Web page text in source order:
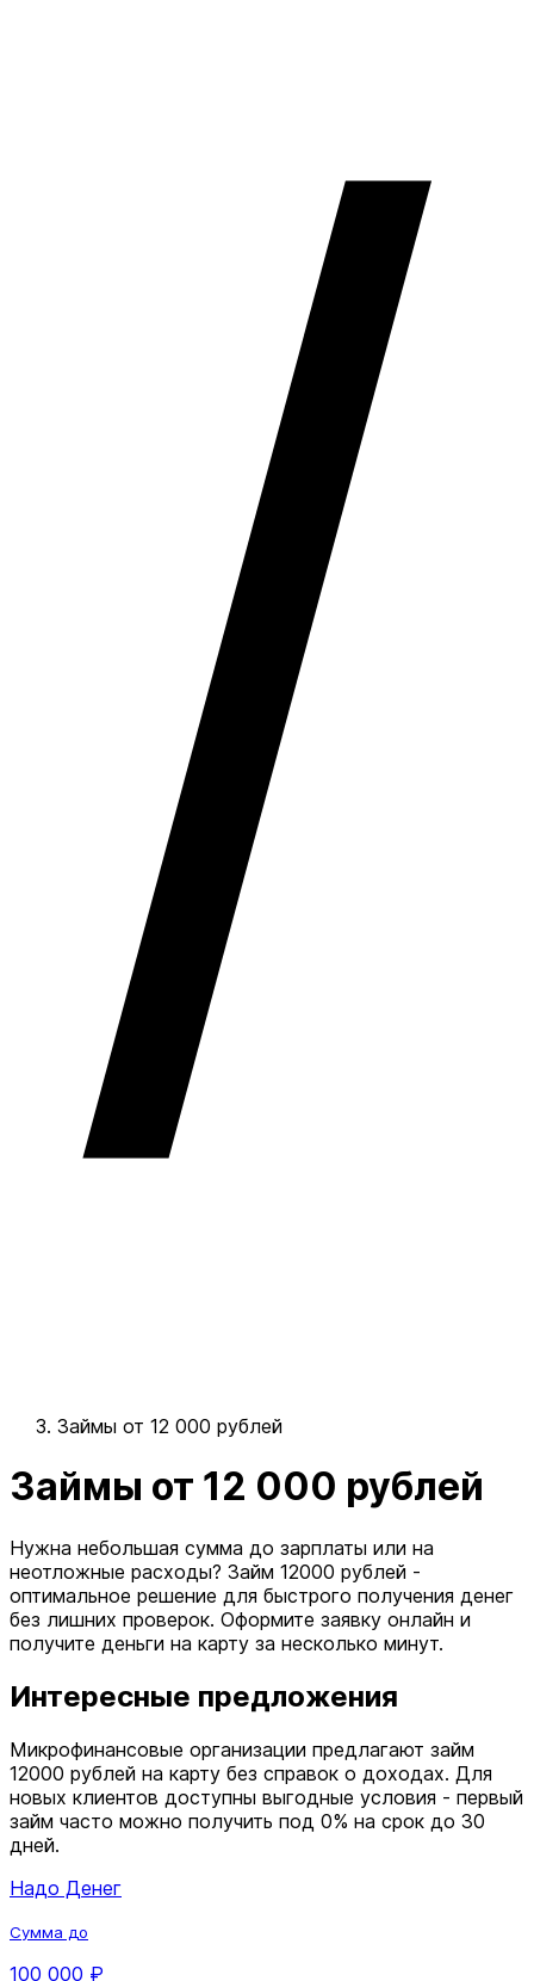
Займы от 12 000 рублей
Займы от 12 000 рублей
Нужна небольшая сумма до зарплаты или на
неотложные расходы? Займ 12000 рублей -
оптимальное решение для быстрого получения денег
без лишних проверок. Оформите заявку онлайн и
получите деньги на карту за несколько минут.
Интересные предложения
Микрофинансовые организации предлагают займ
12000 рублей на карту без справок о доходах. Для
новых клиентов доступны выгодные условия - первый
займ часто можно получить под 0% на срок до 30
дней.
Надо Денег
Сумма до
100 000 ₽